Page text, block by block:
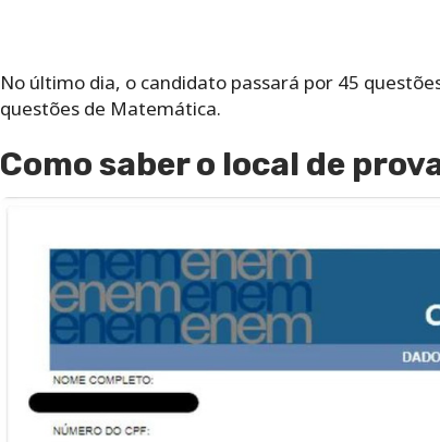
No último dia, o candidato passará por 45
questões de Matemática.
Como saber o local de